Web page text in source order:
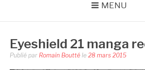
MENU
Eyeshield 21 manga
Publié par Romain Boutté le 28 mars 2015